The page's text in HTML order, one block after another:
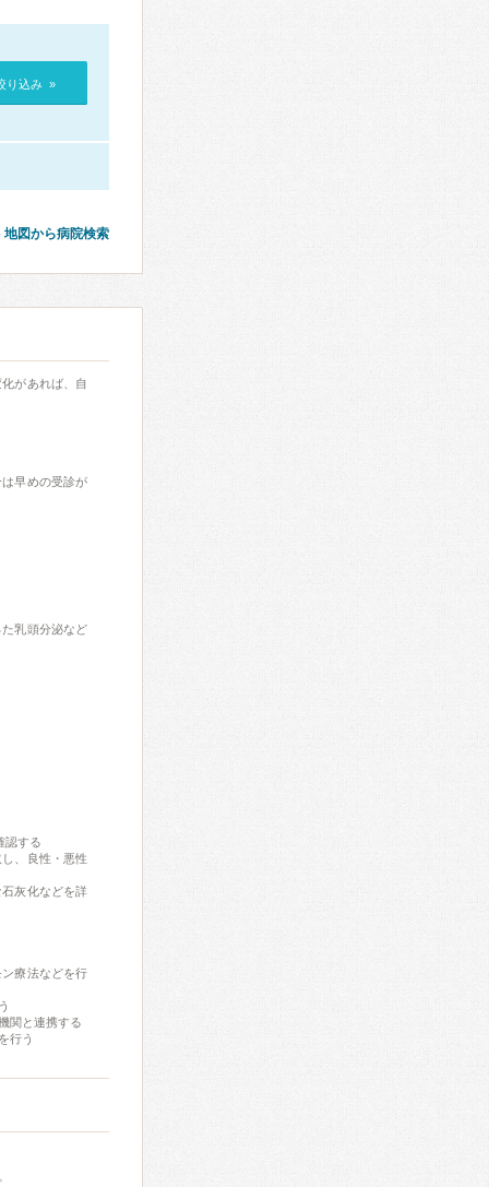
り込み »
地図から病院検索
があれば、自
早めの受診が
乳頭分泌など
認する
、良性・悪性
灰化などを詳
療法などを行
関と連携する
行う